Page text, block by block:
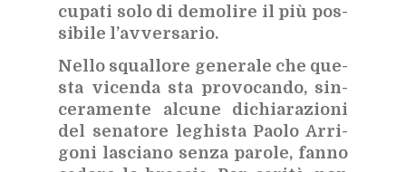
cu­pa­ti solo di de­mo­li­re il più pos­
si­bi­le l’av­ver­sa­rio.
Nel­lo squal­lo­re ge­ne­ra­le che que­
sta vi­cen­da sta pro­vo­can­do, sin­
ce­ra­men­te al­cu­ne di­chia­ra­zio­ni
del se­na­to­re le­ghi­sta Pao­lo Ar­ri­
go­ni la­scia­no sen­za pa­ro­le, fan­no